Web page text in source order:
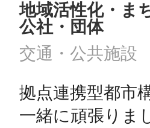
地域活性化・ま
公社・団体
交通・公共施設
拠点連携型都市
一緒に頑張りま